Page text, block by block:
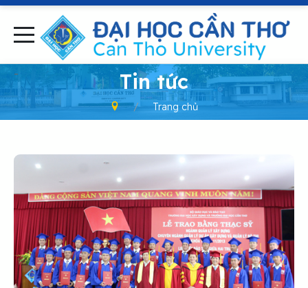
- Tin tức
Trang chủ